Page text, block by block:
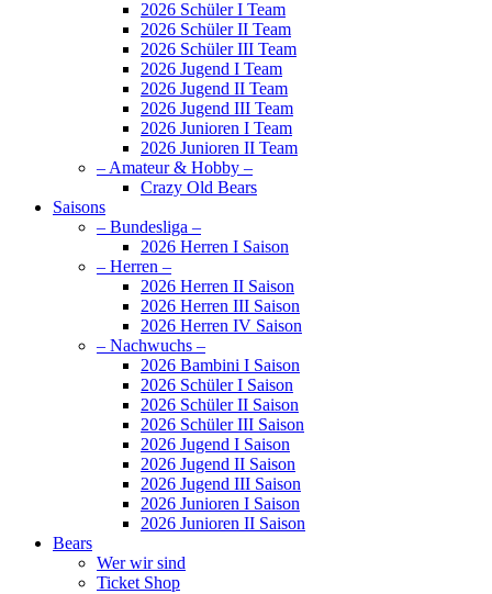
2026 Schüler I Team
2026 Schüler II Team
2026 Schüler III Team
2026 Jugend I Team
2026 Jugend II Team
2026 Jugend III Team
2026 Junioren I Team
2026 Junioren II Team
– Amateur & Hobby –
Crazy Old Bears
Saisons
– Bundesliga –
2026 Herren I Saison
– Herren –
2026 Herren II Saison
2026 Herren III Saison
2026 Herren IV Saison
– Nachwuchs –
2026 Bambini I Saison
2026 Schüler I Saison
2026 Schüler II Saison
2026 Schüler III Saison
2026 Jugend I Saison
2026 Jugend II Saison
2026 Jugend III Saison
2026 Junioren I Saison
2026 Junioren II Saison
Bears
Wer wir sind
Ticket Shop